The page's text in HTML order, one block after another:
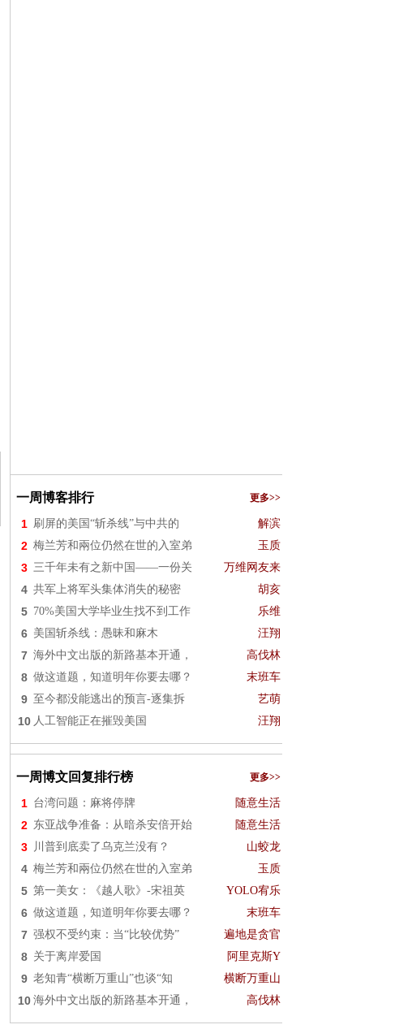
一周博客排行 更多>>
1 刷屏的美国“斩杀线”与中共的 解滨
2 梅兰芳和兩位仍然在世的入室弟 玉质
3 三千年未有之新中国——一份关 万维网友来
4 共军上将军头集体消失的秘密 胡亥
5 70%美国大学毕业生找不到工作 乐维
6 美国斩杀线：愚昧和麻木 汪翔
7 海外中文出版的新路基本开通， 高伐林
8 做这道题，知道明年你要去哪？ 末班车
9 至今都没能逃出的预言-逐集拆 艺萌
10 人工智能正在摧毁美国 汪翔
一周博文回复排行榜 更多>>
1 台湾问题：麻将停牌 随意生活
2 东亚战争准备：从暗杀安倍开始 随意生活
3 川普到底卖了乌克兰没有？ 山蛟龙
4 梅兰芳和兩位仍然在世的入室弟 玉质
5 第一美女：《越人歌》-宋祖英 YOLO宥乐
6 做这道题，知道明年你要去哪？ 末班车
7 强权不受约束：当“比较优势” 遍地是贪官
8 关于离岸爱国 阿里克斯Y
9 老知青“横断万重山”也谈“知 横断万重山
10 海外中文出版的新路基本开通， 高伐林